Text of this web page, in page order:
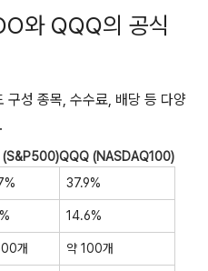
와 QQQ의 공식
성 종목, 수수료, 배당 등 다양
(S&P500)QQQ (NASDAQ100)
37.9%
14.6%
개 약 100개